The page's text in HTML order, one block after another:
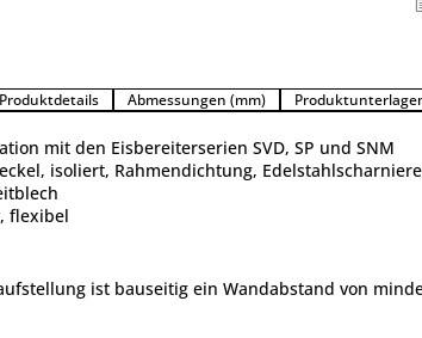
Produktdetails Abmessungen (mm)
mit den Eisbereiterserien SVD, SP und SNM
isoliert, Rahmendichtung,
flexibel
ist bauseitig ein Wandabstand von